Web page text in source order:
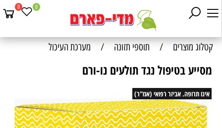
0 0
קטלוג מוצרים / תוספי תזונה / מערכת העיכול
מסייע בטיפול נגד תולעים נו-ורם
אינו תרופה. אביזר רפואי (אמ"ר)